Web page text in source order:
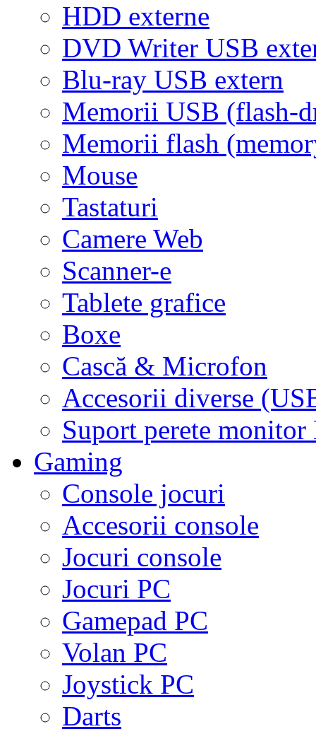
HDD externe
DVD Writer USB
Blu-ray USB extern
Memorii USB (flash-
Memorii flash
Mouse
Tastaturi
Camere Web
Scanner-e
Tablete grafice
Boxe
Cască & Microfon
Accesorii diverse
Suport perete
Gaming
Console jocuri
Accesorii console
Jocuri console
Jocuri PC
Gamepad PC
Volan PC
Joystick PC
Darts